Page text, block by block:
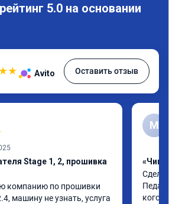
5.0 на основании
★ Avito Оставить отзыв
Stage 1, 2, прошивка
компанию по прошивки
машину не узнать, услуга
М
«Чип
кого